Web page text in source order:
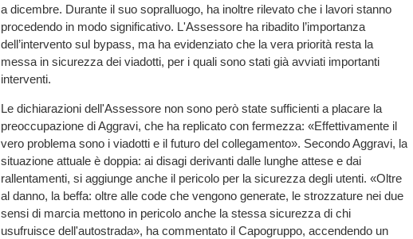
a dicembre. Durante il suo sopralluogo, ha inoltre rilevato che i lavori stanno
procedendo in modo significativo. L'Assessore ha ribadito l’importanza
dell’intervento sul bypass, ma ha evidenziato che la vera priorità resta la
messa in sicurezza dei viadotti, per i quali sono stati già avviati importanti
interventi.
Le dichiarazioni dell'Assessore non sono però state sufficienti a placare la
preoccupazione di Aggravi, che ha replicato con fermezza: «Effettivamente il
vero problema sono i viadotti e il futuro del collegamento». Secondo Aggravi, la
situazione attuale è doppia: ai disagi derivanti dalle lunghe attese e dai
rallentamenti, si aggiunge anche il pericolo per la sicurezza degli utenti. «Oltre
al danno, la beffa: oltre alle code che vengono generate, le strozzature nei due
sensi di marcia mettono in pericolo anche la stessa sicurezza di chi
usufruisce dell'autostrada», ha commentato il Capogruppo, accendendo un